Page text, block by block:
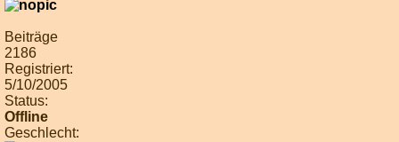
Beiträge
2186
Registriert:
5/10/2005
Status:
Offline
Geschlecht: